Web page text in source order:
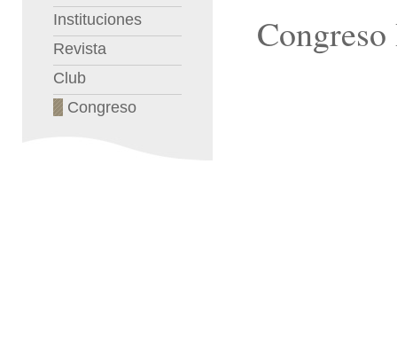
Instituciones
Revista
Club
Congreso